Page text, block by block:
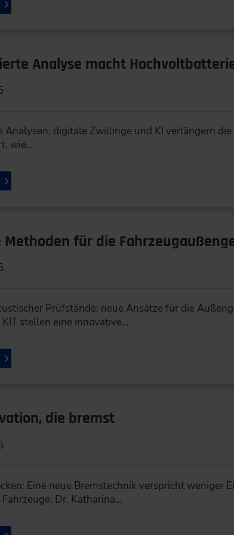
Analyse macht
Analysen, digitale Zwillinge und KI verlängern
wie…
für die
Prüfstände: neue Ansätze für die
KIT stellen eine innovative…
die bremst
Eine neue Bremstechnik verspricht weniger
Dr. Katharina…